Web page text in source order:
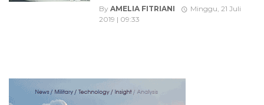
By AMELIA FITRIANI
Minggu, 21 Juli
2019 | 09:33